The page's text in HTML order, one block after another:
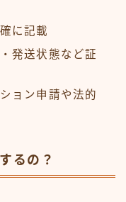
に記載
発送状態など証
ョン申請や法的
るの？